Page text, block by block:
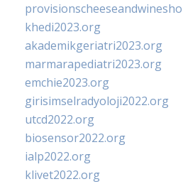
khedi2023.org
akademikgeriatri2023.org
marmarapediatri2023.org
emchie2023.org
girisimselradyoloji2022.org
utcd2022.org
biosensor2022.org
ialp2022.org
klivet2022.org